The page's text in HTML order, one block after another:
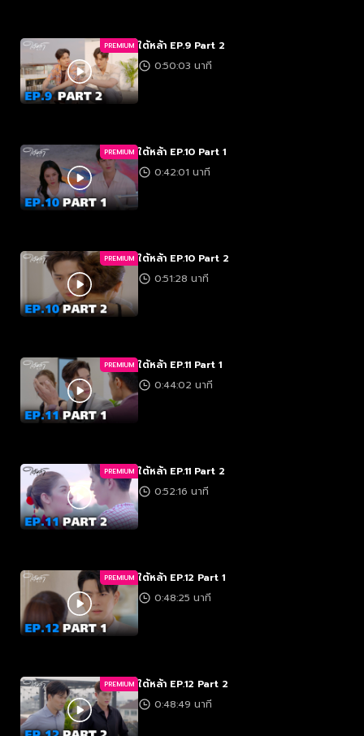
PREMIUM ใต้หล้า EP.9 Part 2
0:50:03 นาที
PREMIUM ใต้หล้า EP.10 Part 1
0:42:01 นาที
PREMIUM ใต้หล้า EP.10 Part 2
0:51:28 นาที
PREMIUM ใต้หล้า EP.11 Part 1
0:44:02 นาที
PREMIUM ใต้หล้า EP.11 Part 2
0:52:16 นาที
PREMIUM ใต้หล้า EP.12 Part 1
0:48:25 นาที
PREMIUM ใต้หล้า EP.12 Part 2
0:48:49 นาที